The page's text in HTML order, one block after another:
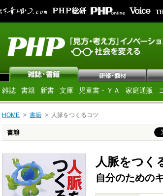
雑誌 書籍 新書 文庫 児童書・ＹＡ 家庭通販
HOME 書籍 人脈をつくるコツ
書籍
人脈をつく
自分のための